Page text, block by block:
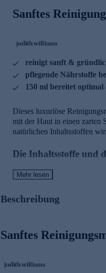
Sanftes
reinigt sanft &
pflegende Nährstoffe
150 ml bereitet
Dieses luxuriöse
mit der Haut in einen zarten
natürlichen Inhaltsstoffen
Die Inhaltsstoffe und
Platin - exklusive
- Neutralisiert freie Radikale
Bioskinclear
- Reparierend: verbessert die
Mehr lesen
Beschreibung
Sanftes